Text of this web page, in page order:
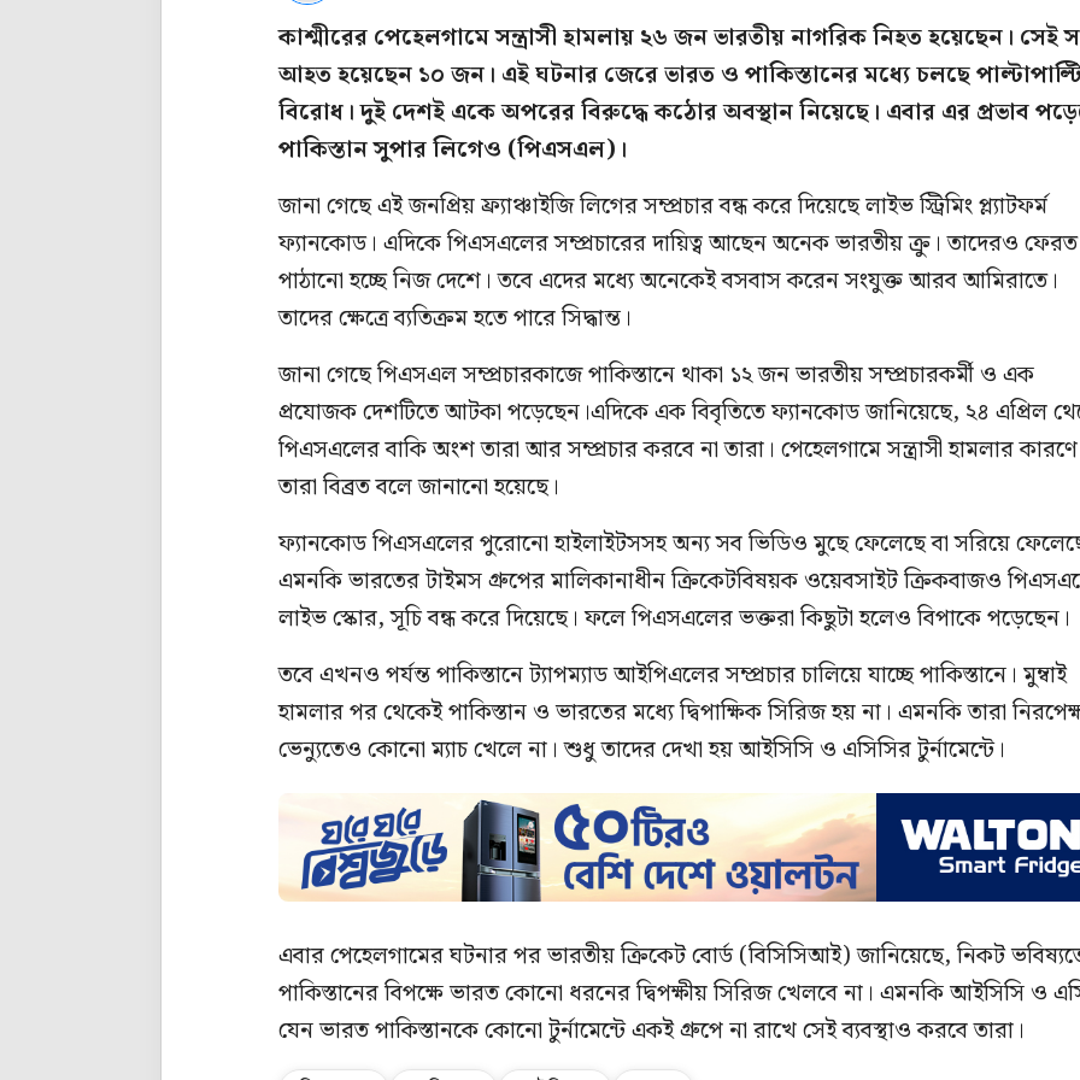
কাশ্মীরের পেহেলগামে সন্ত্রাসী হামলায় ২৬ জন ভারতীয় নাগরিক নিহত হয়েছেন। সেই
আহত হয়েছেন ১০ জন। এই ঘটনার জেরে ভারত ও পাকিস্তানের মধ্যে চলছে
বিরোধ। দুই দেশই একে অপরের বিরুদ্ধে কঠোর অবস্থান নিয়েছে। এবার এর প্রভাব
পাকিস্তান সুপার লিগেও (পিএসএল)।
জানা গেছে এই জনপ্রিয় ফ্র্যাঞ্চাইজি লিগের সম্প্রচার বন্ধ করে দিয়েছে লাইভ স্ট্রিমিং প্ল্যাটফর্ম
ফ্যানকোড। এদিকে পিএসএলের সম্প্রচারের দায়িত্ব আছেন অনেক ভারতীয় ক্রু। তাদেরও ফেরত
পাঠানো হচ্ছে নিজ দেশে। তবে এদের মধ্যে অনেকেই বসবাস করেন সংযুক্ত আরব আমিরাতে।
তাদের ক্ষেত্রে ব্যতিক্রম হতে পারে সিদ্ধান্ত।
জানা গেছে পিএসএল সম্প্রচারকাজে পাকিস্তানে থাকা ১২ জন ভারতীয় সম্প্রচারকর্মী ও এক
প্রযোজক দেশটিতে আটকা পড়েছেন।এদিকে এক বিবৃতিতে ফ্যানকোড জানিয়েছে, ২৪ এপ্রিল
পিএসএলের বাকি অংশ তারা আর সম্প্রচার করবে না তারা। পেহেলগামে সন্ত্রাসী হামলার কারণে
তারা বিব্রত বলে জানানো হয়েছে।
ফ্যানকোড পিএসএলের পুরোনো হাইলাইটসসহ অন্য সব ভিডিও মুছে ফেলেছে বা সরিয়ে
এমনকি ভারতের টাইমস গ্রুপের মালিকানাধীন ক্রিকেটবিষয়ক ওয়েবসাইট ক্রিকবাজও
লাইভ স্কোর, সূচি বন্ধ করে দিয়েছে। ফলে পিএসএলের ভক্তরা কিছুটা হলেও বিপাকে পড়েছেন।
তবে এখনও পর্যন্ত পাকিস্তানে ট্যাপম্যাড আইপিএলের সম্প্রচার চালিয়ে যাচ্ছে পাকিস্তানে। মুম্বাই
হামলার পর থেকেই পাকিস্তান ও ভারতের মধ্যে দ্বিপাক্ষিক সিরিজ হয় না। এমনকি তারা
ভেন্যুতেও কোনো ম্যাচ খেলে না। শুধু তাদের দেখা হয় আইসিসি ও এসিসির টুর্নামেন্টে।
এবার পেহেলগামের ঘটনার পর ভারতীয় ক্রিকেট বোর্ড (বিসিসিআই) জানিয়েছে, নিকট
পাকিস্তানের বিপক্ষে ভারত কোনো ধরনের দ্বিপক্ষীয় সিরিজ খেলবে না। এমনকি আইসিসি ও
যেন ভারত পাকিস্তানকে কোনো টুর্নামেন্টে একই গ্রুপে না রাখে সেই ব্যবস্থাও করবে তারা।